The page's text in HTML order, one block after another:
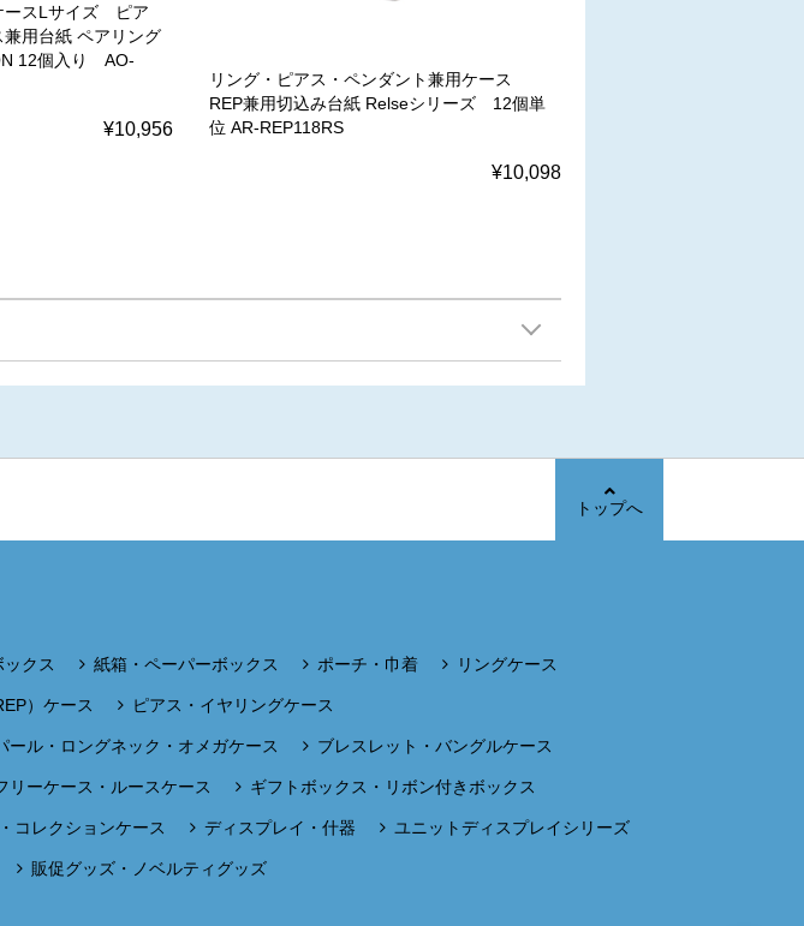
ースLサイズ ピア
用台紙 ペアリング
12個入り AO-
¥10,956
リング・ピアス・ペンダント兼用ケース
REP兼用切込み台紙 Relseシリーズ 12個単
位 AR-REP118RS
¥10,098
トップへ
クス 紙箱・ペーパーボックス ポーチ・巾着 リングケース
）ケース ピアス・イヤリングケース
ール・ロングネック・オメガケース ブレスレット・バングルケース
リーケース・ルースケース ギフトボックス・リボン付きボックス
コレクションケース ディスプレイ・什器 ユニットディスプレイシリーズ
販促グッズ・ノベルティグッズ